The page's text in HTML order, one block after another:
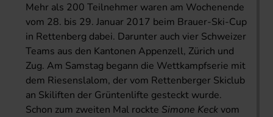
Mehr als 200 Teilnehmer waren am Wochenende
vom 28. bis 29. Januar 2017 beim Brauer-Ski-Cup
in Rettenberg dabei. Darunter auch vier Schweizer
Teams aus den Kantonen Appenzell, Zürich und
Zug. Am Samstag begann die Wettkampfserie mit
dem Riesenslalom, der vom Rettenberger Skiclub
an Skiliften der Grüntenlifte gesteckt wurde.
Schon zum zweiten Mal rockte Simone Keckvom